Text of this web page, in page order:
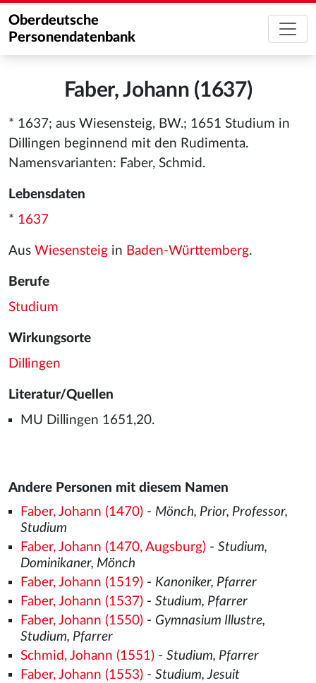
Oberdeutsche
Personendatenbank
Faber, Johann (1637)
* 1637; aus Wiesensteig, BW.; 1651 Studium in
Dillingen beginnend mit den Rudimenta.
Namensvarianten: Faber, Schmid.
Lebensdaten
* 1637
Aus Wiesensteig in Baden-Württemberg.
Berufe
Studium
Wirkungsorte
Dillingen
Literatur/Quellen
MU Dillingen 1651,20.
Andere Personen mit diesem Namen
Faber, Johann (1470)- Mönch, Prior, Professor,
Studium
Faber, Johann (1470, Augsburg)- Studium,
Dominikaner, Mönch
Faber, Johann (1519)- Kanoniker, Pfarrer
Faber, Johann (1537)- Studium, Pfarrer
Faber, Johann (1550)- Gymnasium Illustre,
Studium, Pfarrer
Schmid, Johann (1551)- Studium, Pfarrer
Faber, Johann (1553)- Studium, Jesuit